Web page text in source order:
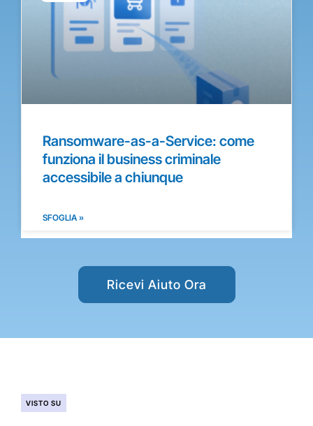
Ransomware-as-a-Service: come
funziona il business criminale
accessibile a chiunque
SFOGLIA »
Ricevi Aiuto Ora
VISTO SU